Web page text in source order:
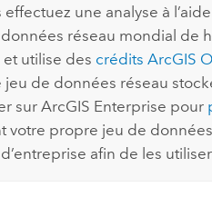
effectuez une analyse à l’aide
réseau mondial de
et utilise des crédits ArcGIS
de données réseau
surArcGIS Enterprise pour
votre propre jeu de
afin de les